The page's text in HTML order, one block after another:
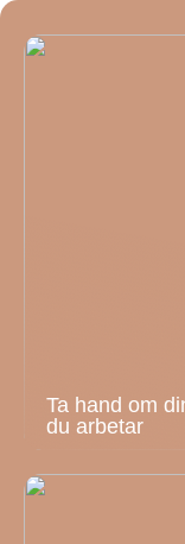
Ta hand om
du arbetar